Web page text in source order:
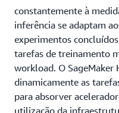
constantemente à
inferência se adaptam
experimentos
tarefas de treinamento
workload. O SageMaker
dinamicamente as
para absorver
utilização da